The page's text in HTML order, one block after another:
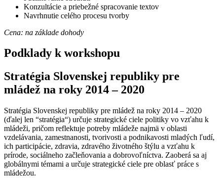
Konzultácie a priebežné spracovanie textov
Navrhnutie celého procesu tvorby
Cena: na základe dohody
Podklady k workshopu
Stratégia Slovenskej republiky pre
mládež na roky 2014 – 2020
Stratégia Slovenskej republiky pre mládež na roky 2014 – 2020
(ďalej len “stratégia“) určuje strategické ciele politiky vo vzťahu k
mládeži, pričom reflektuje potreby mládeže najmä v oblasti
vzdelávania, zamestnanosti, tvorivosti a podnikavosti mladých ľudí,
ich participácie, zdravia, zdravého životného štýlu a vzťahu k
prírode, sociálneho začleňovania a dobrovoľníctva. Zaoberá sa aj
globálnymi témami a určuje strategické ciele pre oblasť práce s
mládežou.